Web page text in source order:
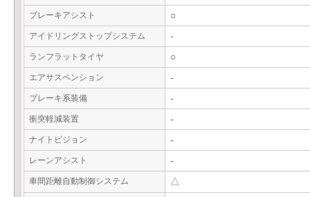
ブレーキアシスト ○
アイドリングストップシステム -
ランフラットタイヤ ○
エアサスペンション -
ブレーキ系装備 -
衝突軽減装置 -
ナイトビジョン -
レーンアシスト -
車間距離自動制御システム △